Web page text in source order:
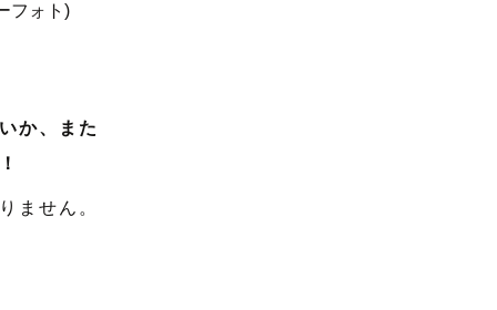
か、また
ません。